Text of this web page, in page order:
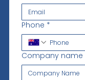
Phone *
Company name